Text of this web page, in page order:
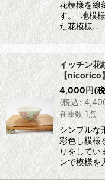
花模様を線
す。 地模
た花模様…
イッチン
【nicorico
4,000円(
(税込:
在庫数 1点
シンプルな
彩色し模様
りをして
ンで模様